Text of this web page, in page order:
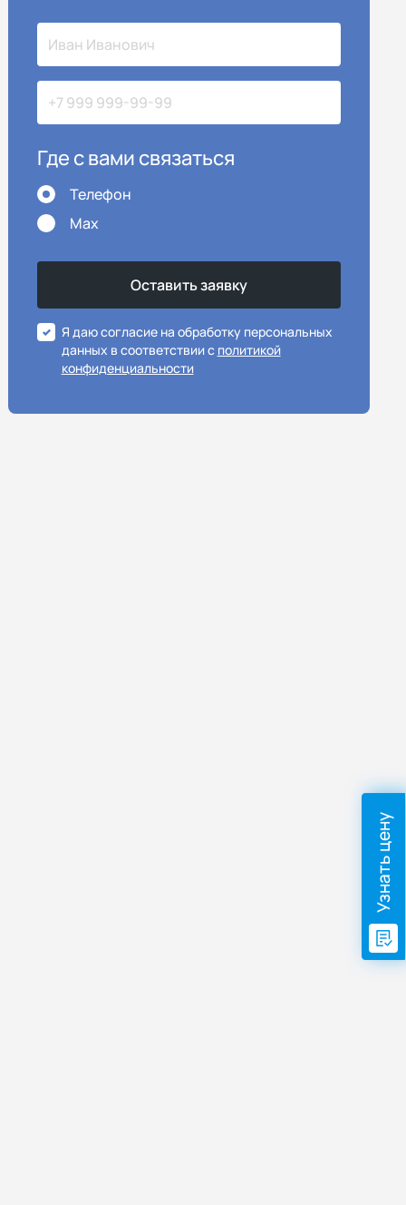
Где с вами связаться
Телефон
Max
Я даю согласие на обработку персональных
данных в соответствии с политикой
конфиденциальности
Узнать цену